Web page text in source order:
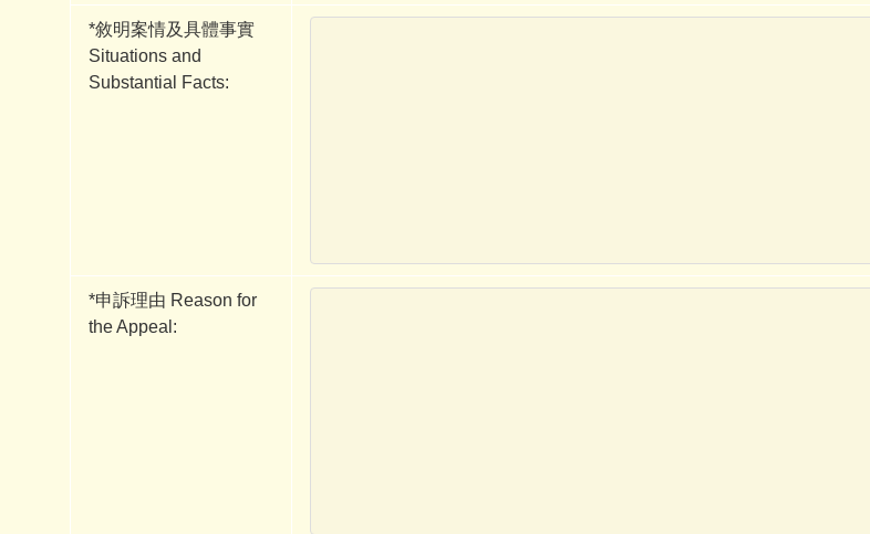
*敘明案情及具體事實
Situations and
Substantial Facts:
*申訴理由 Reason for
the Appeal: